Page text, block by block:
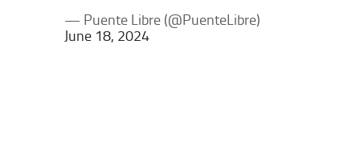
— Puente Libre (@PuenteLibre)
June 18, 2024